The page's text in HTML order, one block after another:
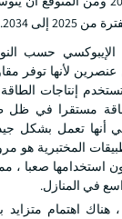
حسب
لأنها توفر
تستخدم إنتاجات
مستقرا في ظل
أنها تعمل بشكل
المختبرية هو
استخدامها صعبا ،
في المنازل.
اهتمام متزايد